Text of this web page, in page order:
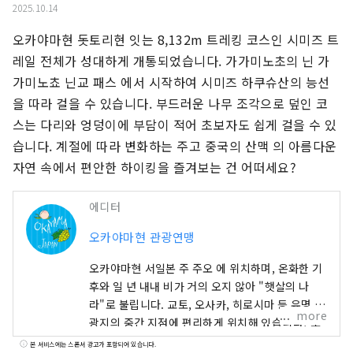
2025.10.14
오카야마현 돗토리현 잇는 8,132m 트레킹 코스인 시미즈 트
레일 전체가 성대하게 개통되었습니다. 가가미노초의 닌 가
가미노쵸 닌교 패스 에서 시작하여 시미즈 하쿠슈산의 능선
을 따라 걸을 수 있습니다. 부드러운 나무 조각으로 덮인 코
스는 다리와 엉덩이에 부담이 적어 초보자도 쉽게 걸을 수 있
습니다. 계절에 따라 변화하는 주고 중국의 산맥 의 아름다운
자연 속에서 편안한 하이킹을 즐겨보는 건 어떠세요?
에디터
오카야마현 관광연맹
오카야마현 서일본 주 주오 에 위치하며, 온화한 기
후와 일 년 내내 비가 거의 오지 않아 "햇살의 나
라"로 불립니다. 교토, 오사카, 히로시마 등 유명 관
광지의 중간 지점에 편리하게 위치해 있습니다! 또
한 세토 통해 시코쿠로 가는 관문이기도 합니다. 오
more
본 서비스에는 스폰서 광고가 포함되어 있습니다.